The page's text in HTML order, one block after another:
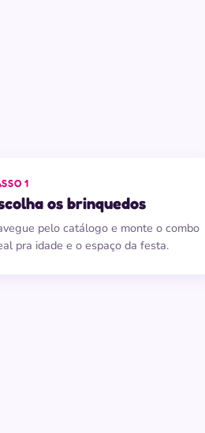
1
os brinquedos
pelo catálogo e monte o combo
pra idade e o espaço da festa.